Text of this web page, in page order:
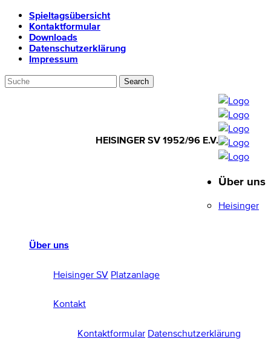
Spieltagsübersicht
Kontaktformular
Downloads
Datenschutzerklärung
Impressum
HEISINGER SV 1952/96 E.V.
1952/96 E.V.
Über uns
Heisinger SV Platzanlage
Kontakt
Kontaktformular Datenschutzerklärung
Über uns
Heisinger